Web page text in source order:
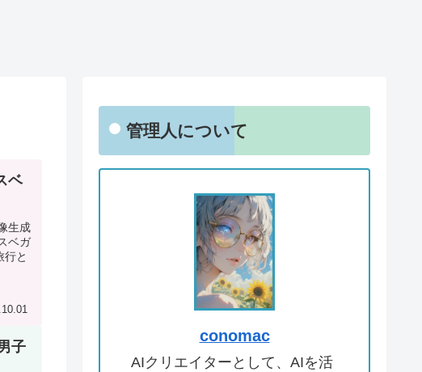
ベ
生成
ベガ
行と
子
管理人について
conomac
AIクリエイターとして、AIを活